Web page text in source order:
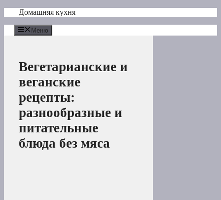
Перейти
содержимому
Домашняя кухня
Меню
Вегетарианские и
веганские
рецепты:
разнообразные и
питательные
блюда без мяса